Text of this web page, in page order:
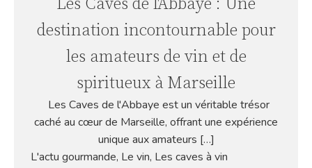
destination incontournable pour
les amateurs de vin et de
spiritueux à Marseille
Les Caves de l'Abbaye est un véritable trésor
caché au cœur de Marseille, offrant une expérience
unique aux amateurs […]
L'actu gourmande, Le vin, Les caves à vin